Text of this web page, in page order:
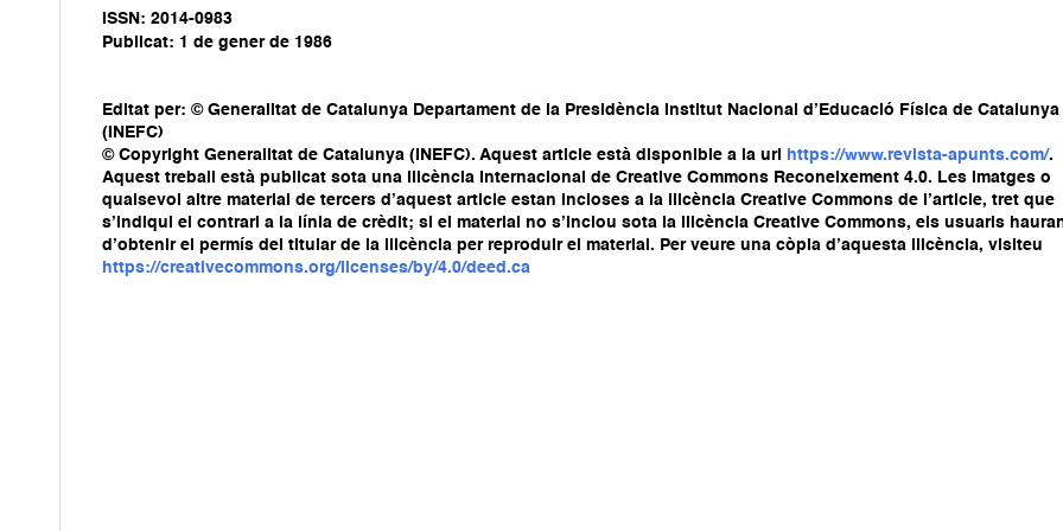
ISSN: 2014-0983
Publicat: 1 de gener de 1986
Editat per: © Generalitat de Catalunya Departament de la Presidència Institut Nacional d’Educació Física de Catalunya
(INEFC)
© Copyright Generalitat de Catalunya (INEFC). Aquest article està disponible a la url
https://www.revista-apunts.com/.
Aquest treball està publicat sota una llicència Internacional de Creative Commons Reconeixement 4.0. Les imatges o
qualsevol altre material de tercers d’aquest article estan incloses a la llicència Creative Commons de l’article, tret que
s’indiqui el contrari a la línia de crèdit; si el material no s’inclou sota la llicència Creative Commons, els usuaris
d’obtenir el permís del titular de la llicència per reproduir el material. Per veure una còpia d’aquesta llicència, visiteu
https://creativecommons.org/licenses/by/4.0/deed.ca